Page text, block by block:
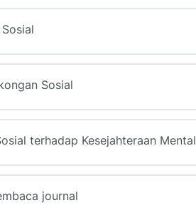
Sosial
terhadap Kesejahteraan Mental
journal